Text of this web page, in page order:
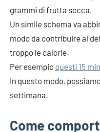
grammi di frutta secca.
Un simile schema va
modo da contribuire al
troppo le calorie.
Per esempio questi 15
In questo modo,
settimana.
Come